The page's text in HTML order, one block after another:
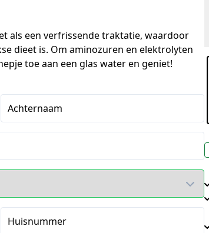
als een verfrissende traktatie, waardoor
dieet is. Om aminozuren en elektrolyten
toe aan een glas water en geniet!
Achternaam
Huisnummer